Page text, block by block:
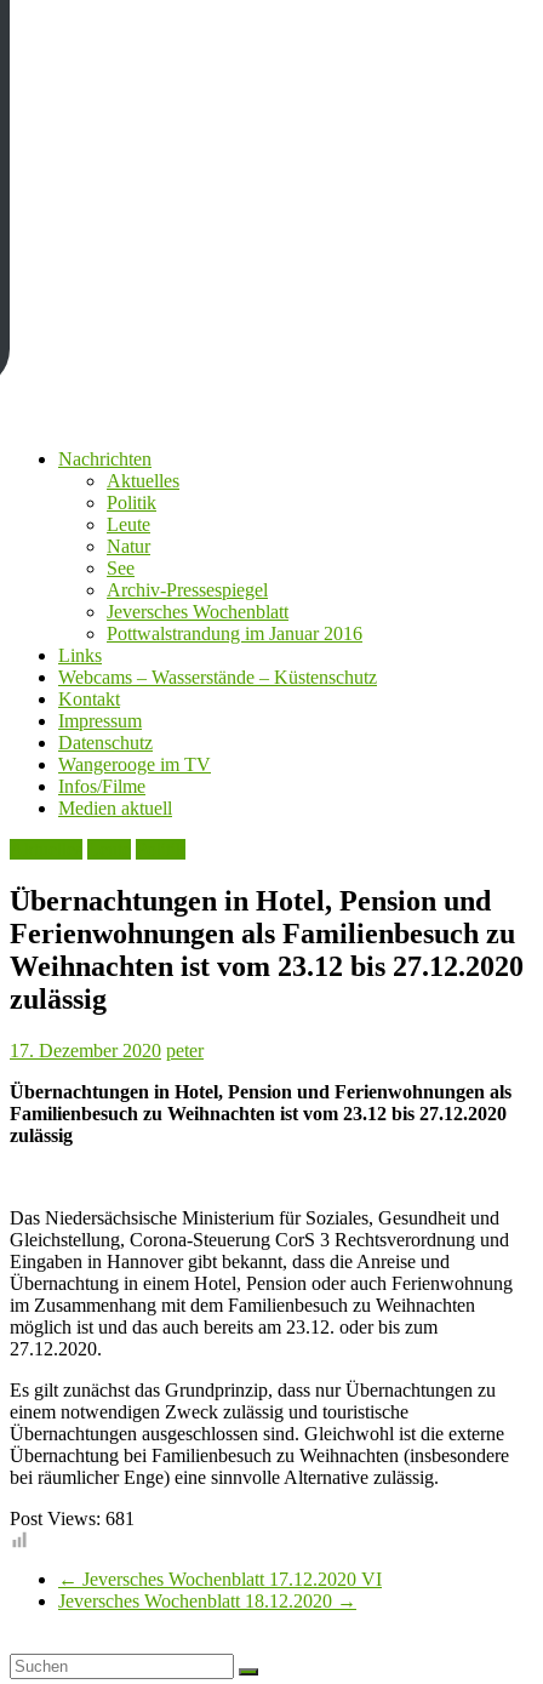
Nachrichten
Aktuelles
Politik
Leute
Natur
See
Archiv-Pressespiegel
Jeversches Wochenblatt
Pottwalstrandung im Januar 2016
Links
Webcams – Wasserstände – Küstenschutz
Kontakt
Impressum
Datenschutz
Wangerooge im TV
Infos/Filme
Medien aktuell
Übernachtungen in Hotel, Pension und
Ferienwohnungen als Familienbesuch zu
Weihnachten ist vom 23.12 bis 27.12.2020
zulässig
17. Dezember 2020 peter
Übernachtungen in Hotel, Pension und Ferienwohnungen als
Familienbesuch zu Weihnachten ist vom 23.12 bis 27.12.2020
zulässig
Das Niedersächsische Ministerium für Soziales, Gesundheit und
Gleichstellung, Corona-Steuerung CorS 3 Rechtsverordnung und
Eingaben in Hannover gibt bekannt, dass die Anreise und
Übernachtung in einem Hotel, Pension oder auch Ferienwohnung
im Zusammenhang mit dem Familienbesuch zu Weihnachten
möglich ist und das auch bereits am 23.12. oder bis zum
27.12.2020.
Es gilt zunächst das Grundprinzip, dass nur Übernachtungen zu
einem notwendigen Zweck zulässig und touristische
Übernachtungen ausgeschlossen sind. Gleichwohl ist die externe
Übernachtung bei Familienbesuch zu Weihnachten (insbesondere
bei räumlicher Enge) eine sinnvolle Alternative zulässig.
Post Views: 681
← Jeversches Wochenblatt 17.12.2020 VI
Jeversches Wochenblatt 18.12.2020 →